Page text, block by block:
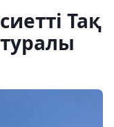
Тақ